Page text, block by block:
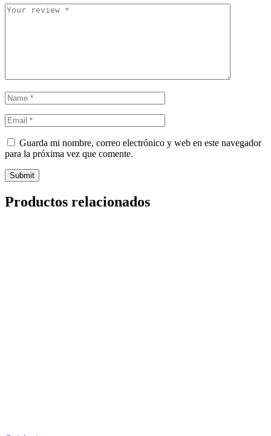
Guarda mi nombre, correo electrónico y web en este navegador
para la próxima vez que comente.
Productos relacionados